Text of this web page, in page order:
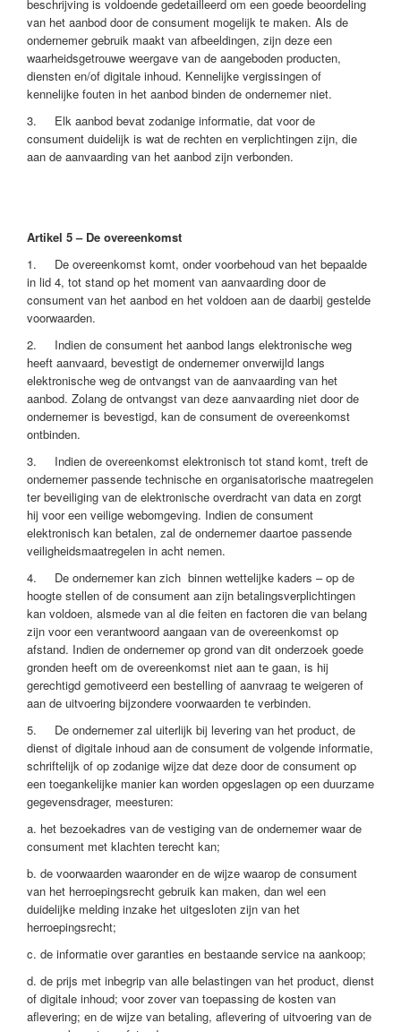
beschrijving is voldoende gedetailleerd om een goede beoordeling
van het aanbod door de consument mogelijk te maken. Als de
ondernemer gebruik maakt van afbeeldingen, zijn deze een
waarheidsgetrouwe weergave van de aangeboden producten,
diensten en/of digitale inhoud. Kennelijke vergissingen of
kennelijke fouten in het aanbod binden de ondernemer niet.
3. Elk aanbod bevat zodanige informatie, dat voor de
consument duidelijk is wat de rechten en verplichtingen zijn, die
aan de aanvaarding van het aanbod zijn verbonden.
Artikel 5 – De overeenkomst
1. De overeenkomst komt, onder voorbehoud van het bepaalde
in lid 4, tot stand op het moment van aanvaarding door de
consument van het aanbod en het voldoen aan de daarbij gestelde
voorwaarden.
2. Indien de consument het aanbod langs elektronische weg
heeft aanvaard, bevestigt de ondernemer onverwijld langs
elektronische weg de ontvangst van de aanvaarding van het
aanbod. Zolang de ontvangst van deze aanvaarding niet door de
ondernemer is bevestigd, kan de consument de overeenkomst
ontbinden.
3. Indien de overeenkomst elektronisch tot stand komt, treft de
ondernemer passende technische en organisatorische maatregelen
ter beveiliging van de elektronische overdracht van data en zorgt
hij voor een veilige webomgeving. Indien de consument
elektronisch kan betalen, zal de ondernemer daartoe passende
veiligheidsmaatregelen in acht nemen.
4. De ondernemer kan zich binnen wettelijke kaders – op de
hoogte stellen of de consument aan zijn betalingsverplichtingen
kan voldoen, alsmede van al die feiten en factoren die van belang
zijn voor een verantwoord aangaan van de overeenkomst op
afstand. Indien de ondernemer op grond van dit onderzoek goede
gronden heeft om de overeenkomst niet aan te gaan, is hij
gerechtigd gemotiveerd een bestelling of aanvraag te weigeren of
aan de uitvoering bijzondere voorwaarden te verbinden.
5. De ondernemer zal uiterlijk bij levering van het product, de
dienst of digitale inhoud aan de consument de volgende informatie,
schriftelijk of op zodanige wijze dat deze door de consument op
een toegankelijke manier kan worden opgeslagen op een duurzame
gegevensdrager, meesturen:
a. het bezoekadres van de vestiging van de ondernemer waar de
consument met klachten terecht kan;
b. de voorwaarden waaronder en de wijze waarop de consument
van het herroepingsrecht gebruik kan maken, dan wel een
duidelijke melding inzake het uitgesloten zijn van het
herroepingsrecht;
c. de informatie over garanties en bestaande service na aankoop;
d. de prijs met inbegrip van alle belastingen van het product, dienst
of digitale inhoud; voor zover van toepassing de kosten van
aflevering; en de wijze van betaling, aflevering of uitvoering van de